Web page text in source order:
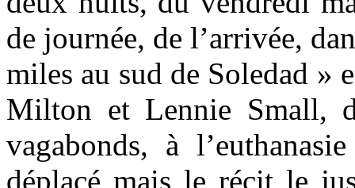
de journée, de l’arrivée,
miles au sud de Soledad »
Milton et Lennie Small,
vagabonds, à
déplacé mais le récit le